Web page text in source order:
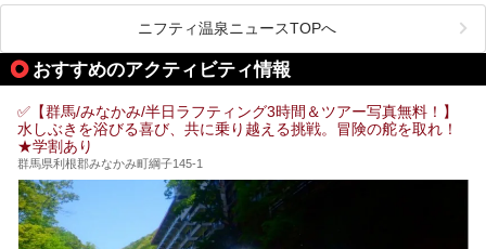
観光客で賑わう人気温泉地です。
「中生館」は四万温泉最奥に位置し、秘境感漂う老舗宿。泉
質の良さ(特に美人湯効果)に定評があり、知る人ぞ知る穴場
的存在です。今回は筆者自ら宿泊し、自慢の温泉をはじめ食
事・客室・共有スペースなど、宿の全貌を徹底紹介します。
ニフティ温泉ニュースTOPへ
おすすめのアクティビティ情報
✅【群馬/みなかみ/半日ラフティング3時間＆ツアー写真無料！】
水しぶきを浴びる喜び、共に乗り越える挑戦。冒険の舵を取れ！
★学割あり
群馬県利根郡みなかみ町綱子145-1